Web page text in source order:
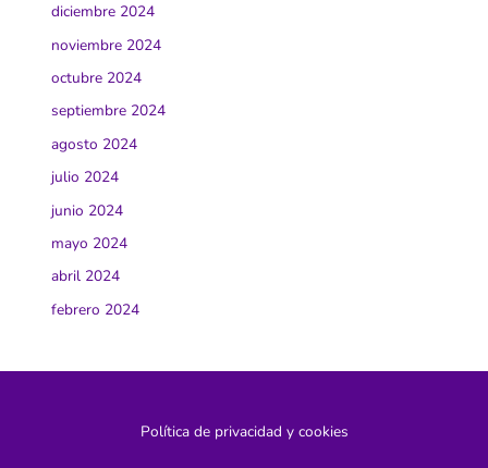
diciembre 2024
noviembre 2024
octubre 2024
septiembre 2024
agosto 2024
julio 2024
junio 2024
mayo 2024
abril 2024
febrero 2024
Política de privacidad y cookies